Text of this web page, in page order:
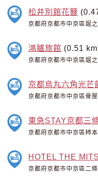
松井別館花簪
京都府京都市中京區堀
鴻臚旅館 (0.51
京都府京都市中京區堀
京都烏丸六角光芒
京都府京都市中京區骨
東急STAY京都三
京都府京都市中京區柿
HOTEL THE
京都府京都市中京區二